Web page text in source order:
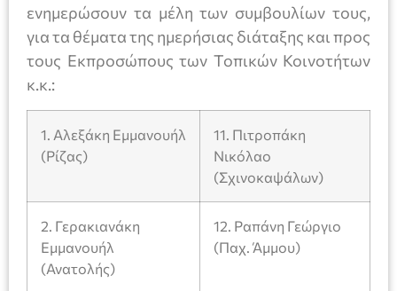
ενημερώσουν τα μέλη των συμβουλίων τους,
για τα θέματα της ημερήσιας διάταξης και προς
τους Εκπροσώπους των Τοπικών Κοινοτήτων
κ.κ.:
1. Αλεξάκη Εμμανουήλ
(Ρίζας)
11. Πιτροπάκη
Νικόλαο
(Σχινοκαψάλων)
2. Γερακιανάκη
Εμμανουήλ
(Ανατολής)
12. Ραπάνη Γεώργιο
(Παχ. Άμμου)